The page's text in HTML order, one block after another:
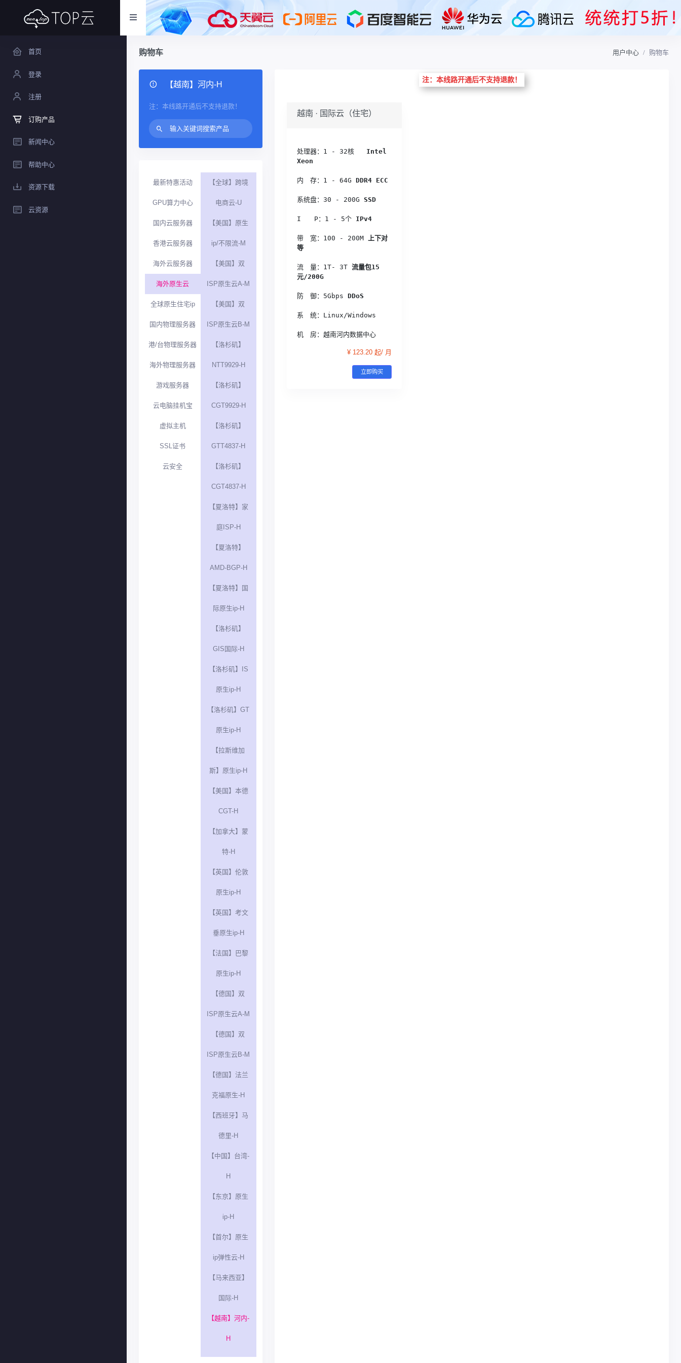
首页
登录
注册
订购产品
新闻中心
帮助中心
资源下载
云资源
购物车 用户中心 购物车
【越南】河内-H
注：本线路开通后不支持退款！
最新特惠活动
GPU算力中心
国内云服务器
香港云服务器
海外云服务器
海外原生云
全球原生住宅ip
国内物理服务器
港/台物理服务器
海外物理服务器
游戏服务器
云电脑挂机宝
虚拟主机
SSL证书
云安全
【全球】跨境
电商云-U
【美国】原生
ip/不限流-M
【美国】双
ISP原生云A-M
【美国】双
ISP原生云B-M
【洛杉矶】
NTT9929-H
【洛杉矶】
CGT9929-H
【洛杉矶】
GTT4837-H
【洛杉矶】
CGT4837-H
【夏洛特】家
庭ISP-H
【夏洛特】
AMD-BGP-H
【夏洛特】国
际原生ip-H
【洛杉矶】
GIS国际-H
【洛杉矶】IS
原生ip-H
【洛杉矶】GT
原生ip-H
【拉斯维加
斯】原生ip-H
【美国】本德
CGT-H
【加拿大】蒙
特-H
【英国】伦敦
原生ip-H
【英国】考文
垂原生ip-H
【法国】巴黎
原生ip-H
【德国】双
ISP原生云A-M
【德国】双
ISP原生云B-M
【德国】法兰
克福原生-H
【西班牙】马
德里-H
【中国】台湾-
H
【东京】原生
ip-H
【首尔】原生
ip弹性云-H
【马来西亚】
国际-H
【越南】河内-
H
注：本线路开通后不支持退款！
越南 · 国际云（住宅）
处理器：1 - 32核
  Intel
Xeon
内　存：1 - 64G DDR4 ECC
系统盘：30 - 200G SSD
I　　P：1 - 5个 IPv4
带　宽：100 - 200M 上下对
等
流　量：1T- 3T 流量包15
元/200G
防　御：5Gbps DDoS
系　统：Linux/Windows
机　房：越南河内数据中心
¥ 123.20 起/ 月
立即购买